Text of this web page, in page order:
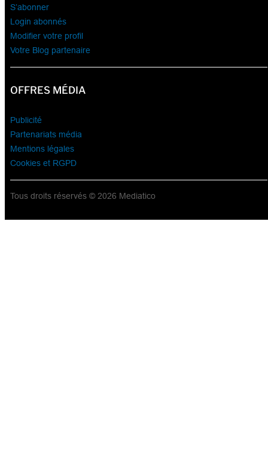
S’abonner
Login abonnés
Modifier votre profil
Votre Blog partenaire
OFFRES MÉDIA
Publicité
Partenariats média
Mentions légales
Cookies et RGPD
Tous droits réservés © 2026 Mediatico